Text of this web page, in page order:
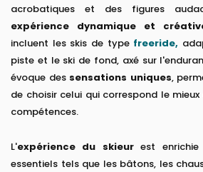
acrobatiques et des figures
expérience dynamique et
incluent les skis de type freeride,
piste et le ski de fond, axé sur
évoque des sensations uniques,
de choisir celui qui correspond le
compétences.
L'expérience du skieurest enrichie
essentiels tels que les bâtons, les